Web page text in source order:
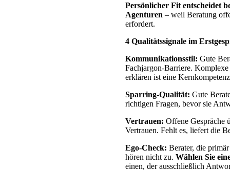
Persönlicher Fit entscheidet
Agenturen – weil Beratung
erfordert.
4 Qualitätssignale im
Kommunikationsstil: Gute
Fachjargon-Barriere.
erklären ist eine
Sparring-Qualität: Gute
richtigen Fragen, bevor sie
Vertrauen: Offene Gespräche
Vertrauen. Fehlt es, liefert die
Ego-Check: Berater, die
hören nicht zu. Wählen Sie
einen, der ausschließlich